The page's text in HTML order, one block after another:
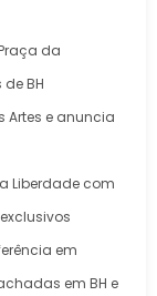
da
BH
Artes e anuncia
Liberdade com
em
em BH e